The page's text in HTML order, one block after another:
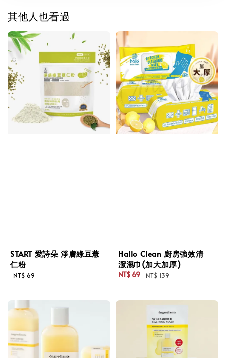
其他人也看過
START 愛詩朵 淨膚綠豆薏
仁粉
Regular
NT$ 69
Hallo Clean 廚房強效清
潔濕巾(加大加厚)
NT$ 69
NT$ 139